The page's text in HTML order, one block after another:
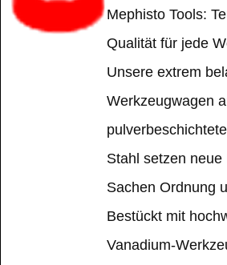
Mephisto Tools:
Qualität für jede
Unsere extrem
Werkzeugwagen
Stahl setzen neue
Sachen Ordnung
Bestückt mit
Vanadium-